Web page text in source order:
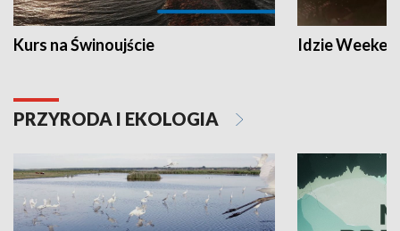
Kurs na Świnoujście Idzie
PRZYRODA I EKOLOGIA